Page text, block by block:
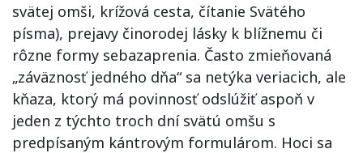
svätej omši, krížová cesta, čítanie Svätého
písma), prejavy činorodej lásky k blížnemu či
rôzne formy sebazaprenia. Často zmieňovaná
„záväznosť jedného dňa“ sa netýka veriacich, ale
kňaza, ktorý má povinnosť odslúžiť aspoň v
jeden z týchto troch dní svätú omšu s
predpísaným kántrovým formulárom. Hoci sa